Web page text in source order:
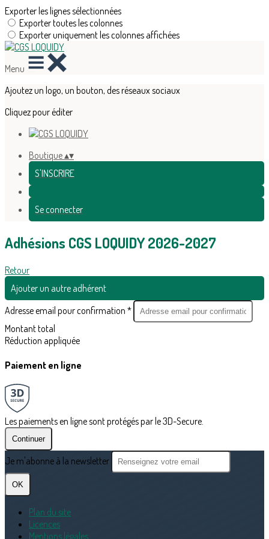
Exporter les lignes sélectionnées
Exporter toutes les colonnes
Exporter uniquement les colonnes affichées
Menu
Ajoutez un logo, un bouton, des réseaux sociaux
Cliquez pour éditer
Boutique▴▾
S'INSCRIRE
Se connecter
Adhésions CGS LOQUIDY 2026-2027
Retour
Ajouter un autre adhérent
Adresse email pour confirmation *
Montant total
Réduction appliquée
Paiement en ligne
Les paiements en ligne sont protégés par le 3D-Secure.
Continuer
Je m'abonne à la newsletter
OK
Plan du site
Licences
Mentions légales